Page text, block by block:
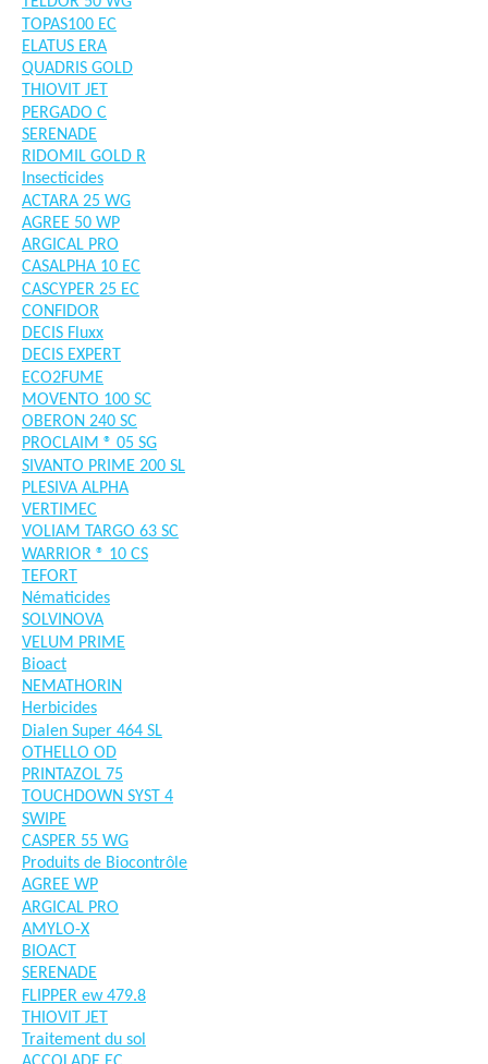
TOPAS100 EC
ELATUS ERA
QUADRIS GOLD
THIOVIT JET
PERGADO C
SERENADE
RIDOMIL GOLD R
Insecticides
ACTARA 25 WG
AGREE 50 WP
ARGICAL PRO
CASALPHA 10 EC
CASCYPER 25 EC
CONFIDOR
DECIS Fluxx
DECIS EXPERT
ECO2FUME
MOVENTO 100 SC
OBERON 240 SC
PROCLAIM ® 05 SG
SIVANTO PRIME 200 SL
PLESIVA ALPHA
VERTIMEC
VOLIAM TARGO 63 SC
WARRIOR ® 10 CS
TEFORT
Nématicides
SOLVINOVA
VELUM PRIME
Bioact
NEMATHORIN
Herbicides
Dialen Super 464 SL
OTHELLO OD
PRINTAZOL 75
TOUCHDOWN SYST 4
SWIPE
CASPER 55 WG
Produits de Biocontrôle
AGREE WP
ARGICAL PRO
AMYLO-X
BIOACT
SERENADE
FLIPPER ew 479.8
THIOVIT JET
Traitement du sol